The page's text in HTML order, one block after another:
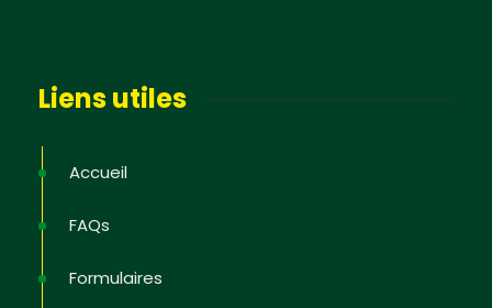
Liens utiles
Accueil
FAQs
Formulaires